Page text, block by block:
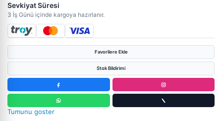
Sevkiyat Süresi
3 İş Günü içinde kargoya hazırlanır.
Favorilere Ekle
Stok Bildirimi
Tumunu goster